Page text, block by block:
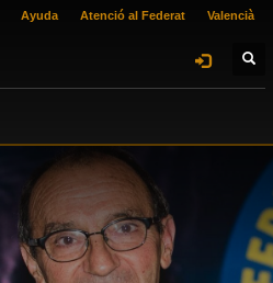
Ayuda Atenció al Federat Valencià